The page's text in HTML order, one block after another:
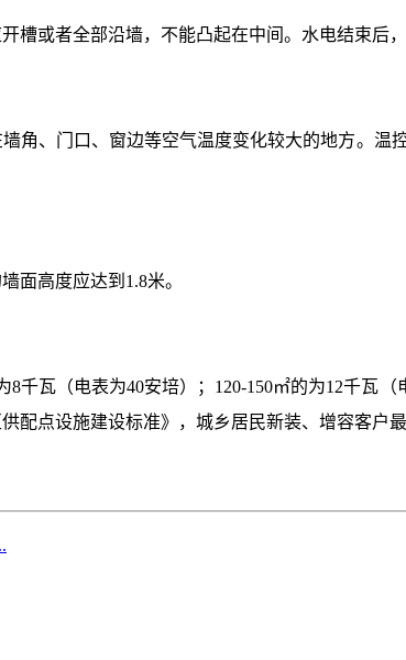
槽或者全部沿墙，不能凸起在中间。水电结束后
角、门口、窗边等空气温度变化较大的地方。
面高度应达到1.8米。
8千瓦（电表为40安培）；120-150㎡的为12千瓦
配点设施建设标准》，城乡居民新装、增容客户最